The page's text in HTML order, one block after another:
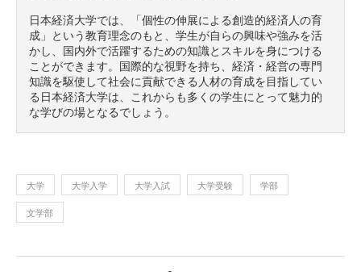
日本経済大学では、「個性の伸展による創造的経済人の育
成」という教育理念のもと、学生が自らの興味や強みを活
かし、国内外で活躍するための知識とスキルを身につける
ことができます。国際的な視野を持ち、経済・経営の専門
知識を駆使して社会に貢献できる人材の育成を目指してい
る日本経済大学は、これからも多くの学生にとって魅力的
な学びの場となるでしょう。
大学 大学入学 大学入試 大学受験 学部
文学部